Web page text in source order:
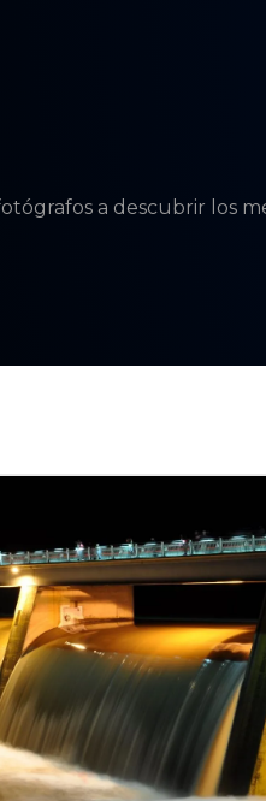
a descubrir los